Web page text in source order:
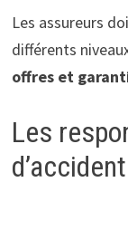
Les assureurs
différents
offres et
Les
d’accident